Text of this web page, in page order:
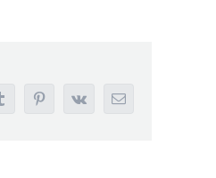
Pinterest
Vk Email